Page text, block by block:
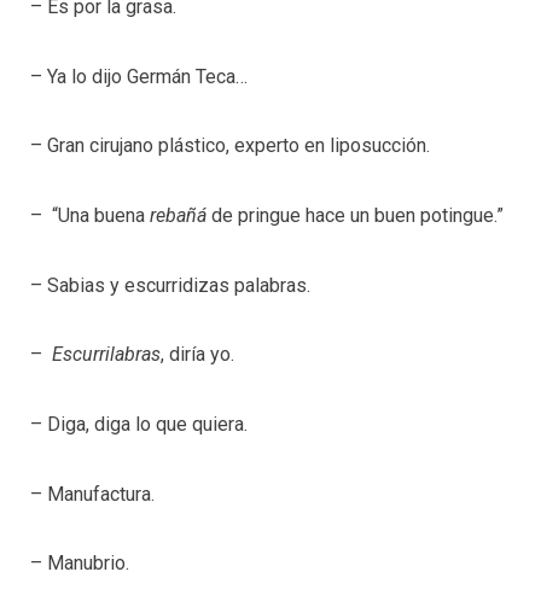
– Es por la grasa.
– Ya lo dijo Germán Teca…
– Gran cirujano plástico, experto en liposucción.
– “Una buena rebañá de pringue hace un buen potingue.”
– Sabias y escurridizas palabras.
– Escurrilabras, diría yo.
– Diga, diga lo que quiera.
– Manufactura.
– Manubrio.